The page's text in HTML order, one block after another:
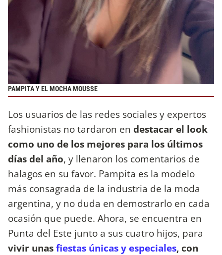
PAMPITA Y EL MOCHA MOUSSE
Los usuarios de las redes sociales y expertos
fashionistas no tardaron en destacar el look
como uno de los mejores para los últimos
días del año, y llenaron los comentarios de
halagos en su favor. Pampita es la modelo
más consagrada de la industria de la moda
argentina, y no duda en demostrarlo en cada
ocasión que puede. Ahora, se encuentra en
Punta del Este junto a sus cuatro hijos, para
vivir unasfiestas únicas y especiales, con